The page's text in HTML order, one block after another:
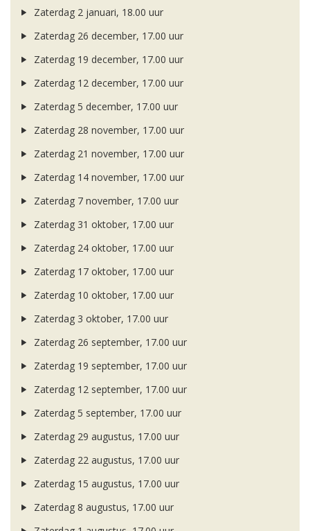
Zaterdag 2 januari, 18.00 uur
Zaterdag 26 december, 17.00 uur
Zaterdag 19 december, 17.00 uur
Zaterdag 12 december, 17.00 uur
Zaterdag 5 december, 17.00 uur
Zaterdag 28 november, 17.00 uur
Zaterdag 21 november, 17.00 uur
Zaterdag 14 november, 17.00 uur
Zaterdag 7 november, 17.00 uur
Zaterdag 31 oktober, 17.00 uur
Zaterdag 24 oktober, 17.00 uur
Zaterdag 17 oktober, 17.00 uur
Zaterdag 10 oktober, 17.00 uur
Zaterdag 3 oktober, 17.00 uur
Zaterdag 26 september, 17.00 uur
Zaterdag 19 september, 17.00 uur
Zaterdag 12 september, 17.00 uur
Zaterdag 5 september, 17.00 uur
Zaterdag 29 augustus, 17.00 uur
Zaterdag 22 augustus, 17.00 uur
Zaterdag 15 augustus, 17.00 uur
Zaterdag 8 augustus, 17.00 uur